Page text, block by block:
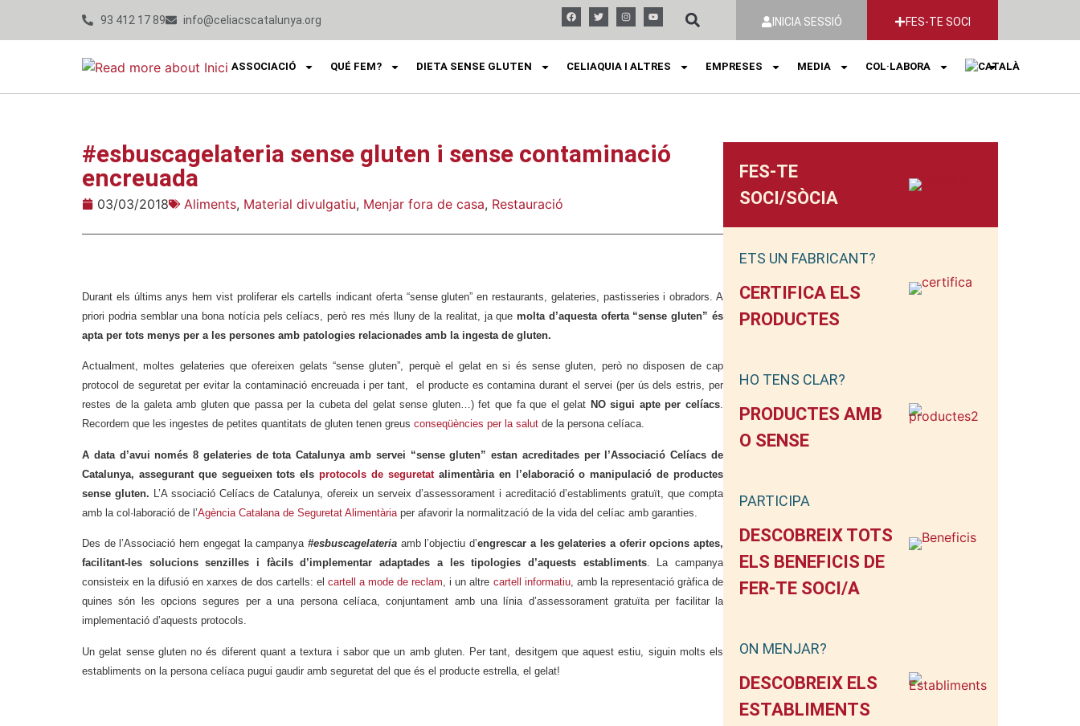
93 412 17 89 info@celiacscatalunya.org INICIA SESSIÓ FES-TE SOCI
ASSOCIACIÓ QUÉ FEM? DIETA SENSE GLUTEN CELIAQUIA I ALTRES EMPRESES MEDIA COL·LABORA
#esbuscagelateria sense gluten i sense contaminació
encreuada
03/03/2018 Aliments, Material divulgatiu, Menjar fora de casa, Restauració
Durant els últims anys hem vist proliferar els cartells indicant oferta “sense gluten” en restaurants, gelateries, pastisseries i obradors. A
priori podria semblar una bona notícia pels celíacs, però res més lluny de la realitat, ja quemolta d’aquesta oferta “sense gluten” és
apta per tots menys per a les persones amb patologies relacionades amb la ingesta de gluten.
Actualment, moltes gelateries que ofereixen gelats “sense gluten”, perquè el gelat en si és sense gluten, però no disposen de cap
protocol de seguretat per evitar la contaminació encreuada i per tant, el producte es contamina durant el servei (per ús dels estris, per
restes de la galeta amb gluten que passa per la cubeta del gelat sense gluten…) fet que fa que el gelat NO sigui apte per celíacs.
Recordem que les ingestes de petites quantitats de gluten tenen greus conseqüències per la salut de la persona celíaca.
A data d’avui només 8 gelateries de tota Catalunya amb servei “sense gluten” estan acreditades per l’Associació Celíacs de
Catalunya, assegurant que segueixen tots elsprotocols de seguretatalimentària en l’elaboració o manipulació de productes
sense gluten.
L’A ssociació Celíacs de Catalunya, ofereix un serveix d’assessorament i acreditació d’establiments gratuït, que compta
amb la col·laboració de l’Agència Catalana de Seguretat Alimentària per afavorir la normalització de la vida del celíac amb garanties.
Des de l’Associació hem engegat la campanya #esbuscagelateria amb l’objectiu d’engrescar a les gelateries a oferir opcions aptes,
facilitant-les solucions senzilles i fàcils d’implementar adaptades a les tipologies d’aquests establiments. La campanya
consisteix en la difusió en xarxes de dos cartells: el cartell a mode de reclam, i un altre cartell informatiu, amb la representació gràfica de
quines són les opcions segures per a una persona celíaca, conjuntament amb una línia d’assessorament gratuïta per facilitar la
implementació d’aquests protocols.
Un gelat sense gluten no és diferent quant a textura i sabor que un amb gluten. Per tant, desitgem que aquest estiu, siguin molts els
establiments on la persona celíaca pugui gaudir amb seguretat del que és el producte estrella, el gelat!
FES-TE
SOCI/SÒCIA
ETS UN FABRICANT?
CERTIFICA ELS
PRODUCTES
HO TENS CLAR?
PRODUCTES AMB
O SENSE
PARTICIPA
DESCOBREIX TOTS
ELS BENEFICIS DE
FER-TE SOCI/A
ON MENJAR?
DESCOBREIX ELS
ESTABLIMENTS